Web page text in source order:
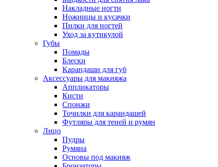
Накладные ногти
Ножницы и кусачки
Пилки для ногтей
Уход за кутикулой
Губы
Помады
Блески
Карандаши для губ
Аксессуары для макияжа
Аппликаторы
Кисти
Спонжи
Точилки для карандашей
Футляры для теней и румян
Лицо
Пудры
Румяна
Основы под макияж